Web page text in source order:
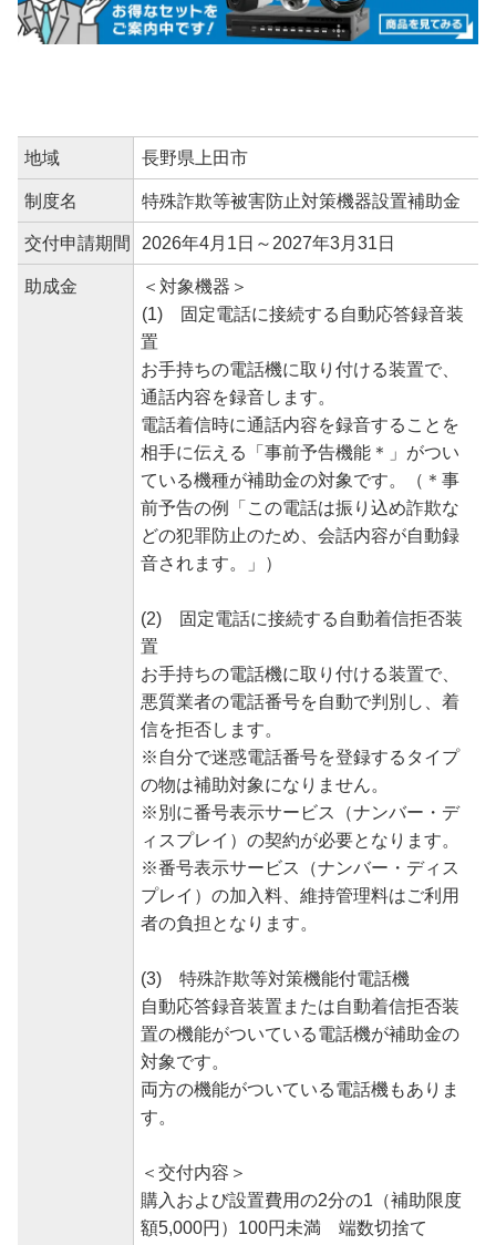
地域 長野県上田市
制度名 特殊詐欺等被害防止対策機器設置補助金
交付申請期間 2026年4月1日～2027年3月31日
助成金
＜対象機器＞
(1) 固定電話に接続する自動応答録音装
置
お手持ちの電話機に取り付ける装置で、
通話内容を録音します。
電話着信時に通話内容を録音することを
相手に伝える「事前予告機能＊」がつい
ている機種が補助金の対象です。（＊事
前予告の例「この電話は振り込め詐欺な
どの犯罪防止のため、会話内容が自動録
音されます。」）
(2) 固定電話に接続する自動着信拒否装
置
お手持ちの電話機に取り付ける装置で、
悪質業者の電話番号を自動で判別し、着
信を拒否します。
※自分で迷惑電話番号を登録するタイプ
の物は補助対象になりません。
※別に番号表示サービス（ナンバー・デ
ィスプレイ）の契約が必要となります。
※番号表示サービス（ナンバー・ディス
プレイ）の加入料、維持管理料はご利用
者の負担となります。
(3) 特殊詐欺等対策機能付電話機
自動応答録音装置または自動着信拒否装
置の機能がついている電話機が補助金の
対象です。
両方の機能がついている電話機もありま
す。
＜交付内容＞
購入および設置費用の2分の1（補助限度
額5,000円）100円未満 端数切捨て